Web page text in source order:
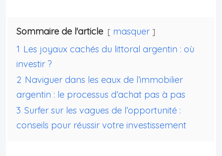
Sommaire de l'article
masquer
1 Les joyaux cachés du littoral argentin : où
investir ?
2 Naviguer dans les eaux de l’immobilier
argentin : le processus d’achat pas à pas
3 Surfer sur les vagues de l’opportunité :
conseils pour réussir votre investissement